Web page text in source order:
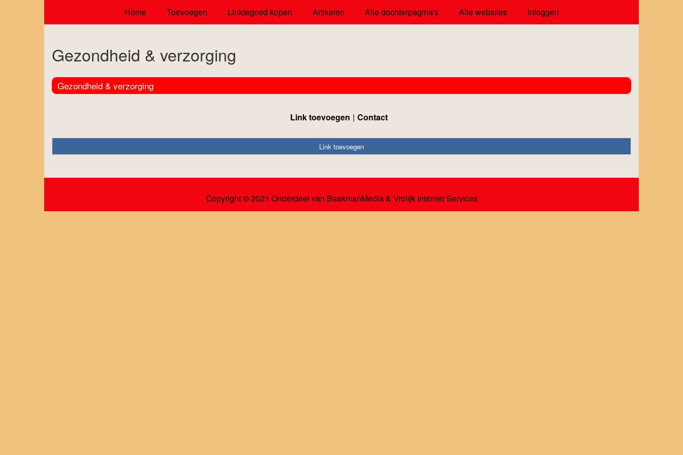
Home Toevoegen Linktegoed kopen Artikelen Alle dochterpagina's Alle websites Inloggen
Gezondheid & verzorging
Gezondheid & verzorging
Link toevoegen Contact
Link toevoegen
Copyright © 2021 Onderdeel van BaakmanMedia& Vrolijk Internet Services